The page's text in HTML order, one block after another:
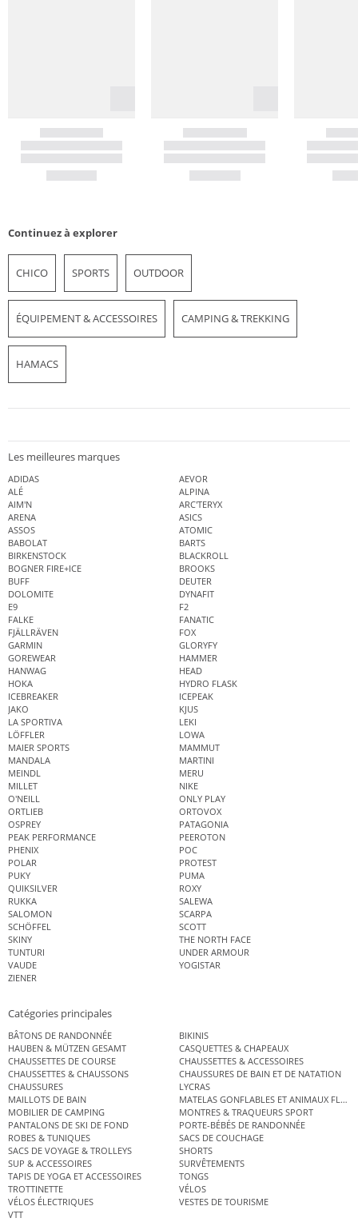
Continuez à explorer
CHICO SPORTS OUTDOOR
ÉQUIPEMENT & ACCESSOIRES CAMPING & TREKKING
HAMACS
Les meilleures marques
ADIDAS
AEVOR
ALÉ
ALPINA
AIM'N
ARC'TERYX
ARENA
ASICS
ASSOS
ATOMIC
BABOLAT
BARTS
BIRKENSTOCK
BLACKROLL
BOGNER FIRE+ICE
BROOKS
BUFF
DEUTER
DOLOMITE
DYNAFIT
E9
F2
FALKE
FANATIC
FJÄLLRÄVEN
FOX
GARMIN
GLORYFY
GOREWEAR
HAMMER
HANWAG
HEAD
HOKA
HYDRO FLASK
ICEBREAKER
ICEPEAK
JAKO
KJUS
LA SPORTIVA
LEKI
LÖFFLER
LOWA
MAIER SPORTS
MAMMUT
MANDALA
MARTINI
MEINDL
MERU
MILLET
NIKE
O'NEILL
ONLY PLAY
ORTLIEB
ORTOVOX
OSPREY
PATAGONIA
PEAK PERFORMANCE
PEEROTON
PHENIX
POC
POLAR
PROTEST
PUKY
PUMA
QUIKSILVER
ROXY
RUKKA
SALEWA
SALOMON
SCARPA
SCHÖFFEL
SCOTT
SKINY
THE NORTH FACE
TUNTURI
UNDER ARMOUR
VAUDE
YOGISTAR
ZIENER
Catégories principales
BÂTONS DE RANDONNÉE
BIKINIS
HAUBEN & MÜTZEN GESAMT
CASQUETTES & CHAPEAUX
CHAUSSETTES DE COURSE
CHAUSSETTES & ACCESSOIRES
CHAUSSETTES & CHAUSSONS
CHAUSSURES DE BAIN ET DE NATATION
CHAUSSURES
LYCRAS
MAILLOTS DE BAIN
MATELAS GONFLABLES ET ANIMAUX
MOBILIER DE CAMPING
MONTRES & TRAQUEURS SPORT
PANTALONS DE SKI DE FOND
PORTE-BÉBÉS DE RANDONNÉE
ROBES & TUNIQUES
SACS DE COUCHAGE
SACS DE VOYAGE & TROLLEYS
SHORTS
SUP & ACCESSOIRES
SURVÊTEMENTS
TAPIS DE YOGA ET ACCESSOIRES
TONGS
TROTTINETTE
VÉLOS
VÉLOS ÉLECTRIQUES
VESTES DE TOURISME
VTT